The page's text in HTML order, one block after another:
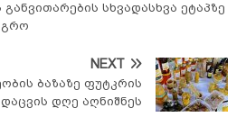
სხვადასხვა ეტაპზე
NEXT
ბაზაზე ფუტკრის
დაცვის დღე აღნიშნეს